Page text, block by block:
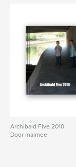
Archibald Five 2010
Door maimee